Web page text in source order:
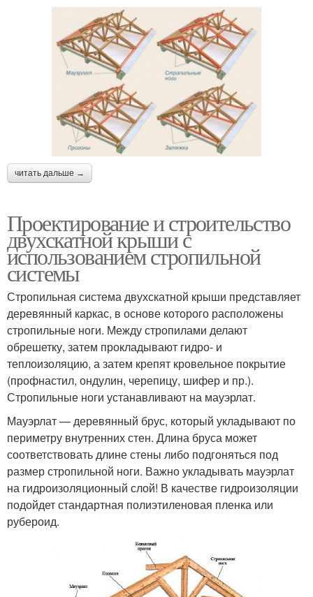
читать дальше →
Проектирование и строительство
двухскатной крыши с
использованием стропильной
системы
Стропильная система двухскатной крыши представляет
деревянный каркас, в основе которого расположены
стропильные ноги. Между стропилами делают
обрешетку, затем прокладывают гидро- и
теплоизоляцию, а затем крепят кровельное покрытие
(профнастил, ондулин, черепицу, шифер и пр.).
Стропильные ноги устанавливают на мауэрлат.
Мауэрлат — деревянный брус, который укладывают по
периметру внутренних стен. Длина бруса может
соответствовать длине стены либо подгоняться под
размер стропильной ноги. Важно укладывать мауэрлат
на гидроизоляционный слой! В качестве гидроизоляции
подойдет стандартная полиэтиленовая пленка или
рубероид.